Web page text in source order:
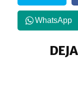
WhatsApp